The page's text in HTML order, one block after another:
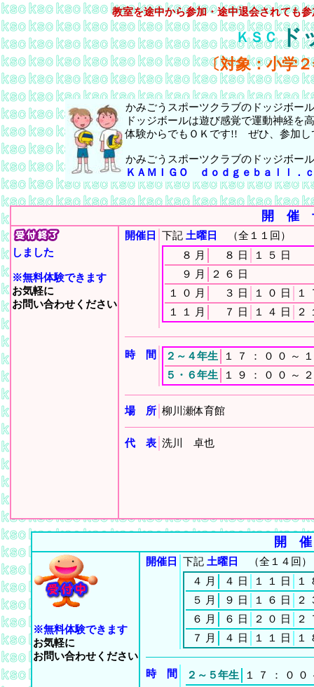
教室を途中から参加・途中退会されても
ＫＳＣド
〔対象：小学
かみごうスポーツクラブのドッジボー
ドッジボールは遊び感覚で運動神経を
体験からでもＯＫです!! ぜひ、参加し
かみごうスポーツクラブのドッジボー
ＫＡＭＩＧＯ ｄｏｄｇｅｂａｌｌ．
開 催
しました
※無料体験できます
お気軽に
お問い合わせください
開催日 下記 土曜日
（全１１回）
８
月 ８ 日 １ ５
日
９
月 ２ ６
日
１
０ 月 ３ 日 １ ０ 日 １
１
１ 月 ７ 日 １ ４ 日 ２
時 間 ２～４年生 １ ７ ： ０ ０ ～
１
５・６年生
１ ９ ： ０ ０ ～ ２
場 所 柳川瀬体育館
代 表 洗川 卓也
開
※無料体験できます
お気軽に
お問い合わせください
開催日 下記 土曜日
（全１４回）
４
月 ４ 日 １ １ 日 １
５
月 ９ 日 １ ６ 日 ２
６
月 ６ 日 ２ ０ 日 ２
７
月 ４ 日 １ １ 日 １
時 間 ２～５年生 １ ７ ： ０ ０